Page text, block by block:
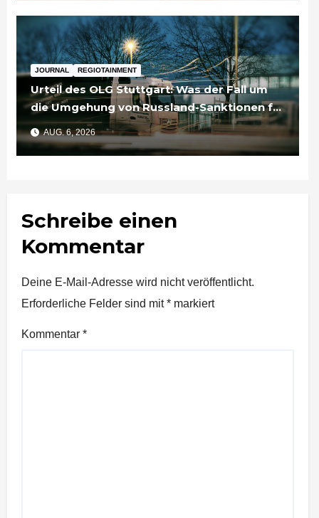
JOURNAL REGIOTAINMENT
Urteil des OLG Stuttgart: Was der Fall um
die Umgehung von Russland-Sanktionen für
Unternehmen bedeutet
AUG. 6, 2026
Schreibe einen
Kommentar
Deine E-Mail-Adresse wird nicht veröffentlicht.
Erforderliche Felder sind mit* markiert
Kommentar *